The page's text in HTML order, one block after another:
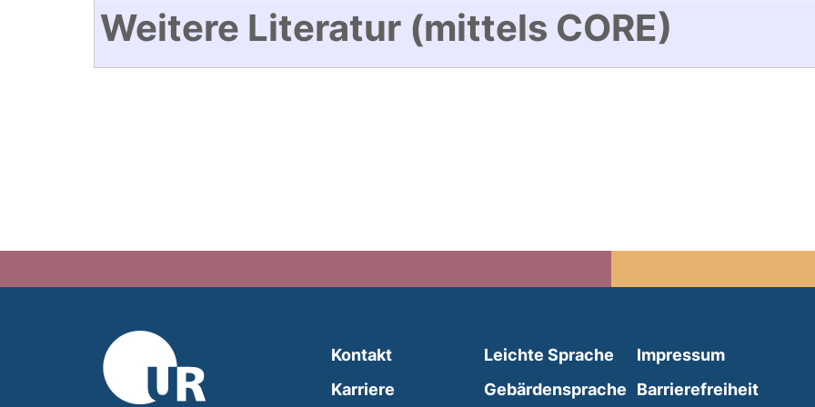
Weitere Literatur (mittels CORE)
Kontakt
Karriere
Leichte Sprache (external link, opens in a
Gebärdensprache (external link, opens in
Impressum
Barrierefreiheit